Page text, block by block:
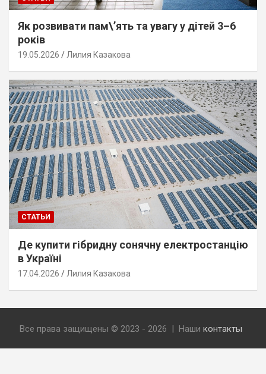
Як розвивати пам\’ять та увагу у дітей 3–6
років
19.05.2026 Лилия Казакова
СТАТЬИ
Де купити гібридну сонячну електростанцію
в Україні
17.04.2026 Лилия Казакова
Все права защищены © 2023 - 2026 | Наши контакты